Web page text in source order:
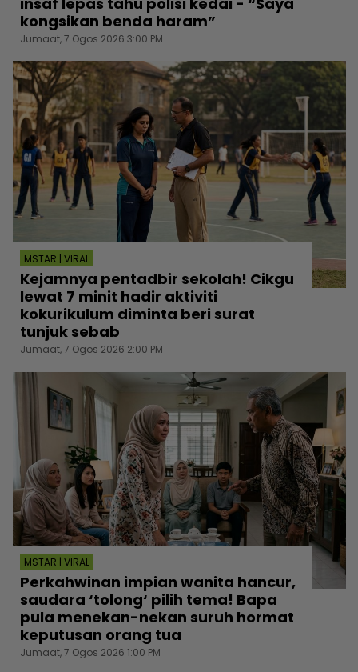
kongsikan benda haram”
Jumaat, 7 Ogos 2026 3:00 PM
MSTAR | VIRAL
Kejamnya pentadbir sekolah! Cikgu
lewat 7 minit hadir aktiviti
kokurikulum diminta beri surat
tunjuk sebab
Jumaat, 7 Ogos 2026 2:00 PM
MSTAR | VIRAL
Perkahwinan impian wanita hancur,
saudara ‘tolong‘ pilih tema! Bapa
pula menekan-nekan suruh hormat
keputusan orang tua
Jumaat, 7 Ogos 2026 1:00 PM